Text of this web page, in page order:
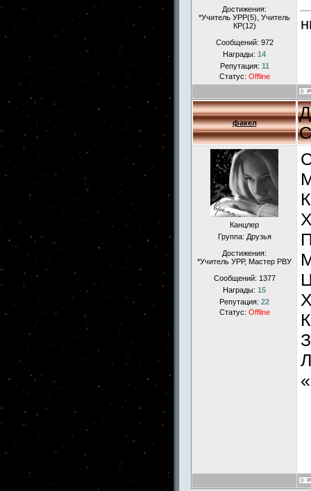
Достижения:
*Учитель УРР(5), Учитель
КР(12)
Сообщений: 972
Награды: 14
Репутация: 11
Статус: Offline
факел
Канцлер
Группа: Друзья
Достижения:
*Учитель УРР, Мастер РВУ
Сообщений: 1377
Награды: 15
Репутация: 22
Статус: Offline